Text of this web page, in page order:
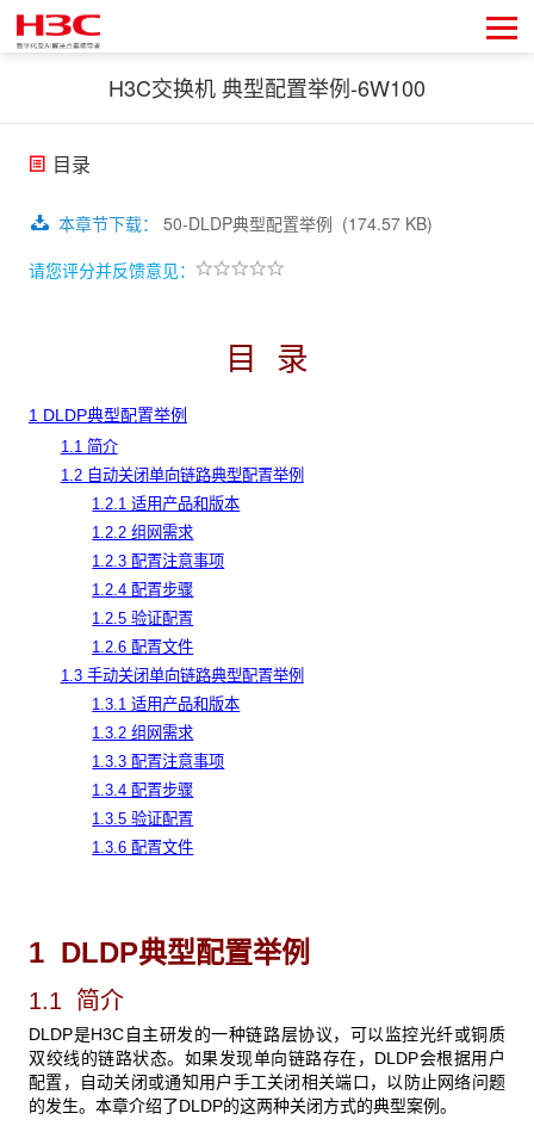
H3C交换机 典型配置举例-6W100
目录
本章节下载： 50-DLDP典型配置举例 (174.57 KB)
请您评分并反馈意见：
目 录
1 DLDP典型配置举例
1.1 简介
1.2 自动关闭单向链路典型配置举例
1.2.1 适用产品和版本
1.2.2 组网需求
1.2.3 配置注意事项
1.2.4 配置步骤
1.2.5 验证配置
1.2.6 配置文件
1.3 手动关闭单向链路典型配置举例
1.3.1 适用产品和版本
1.3.2 组网需求
1.3.3 配置注意事项
1.3.4 配置步骤
1.3.5 验证配置
1.3.6 配置文件
1 DLDP典型配置举例
1.1 简介
DLDP是H3C自主研发的一种链路层协议，可以监控光纤或铜质
双绞线的链路状态。如果发现单向链路存在，DLDP会根据用户
配置，自动关闭或通知用户手工关闭相关端口，以防止网络问题
的发生。本章介绍了DLDP的这两种关闭方式的典型案例。